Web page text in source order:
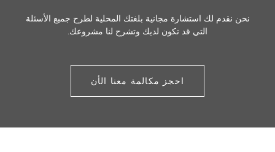
نحن نقدم لك استشارة مجانية بلغتك المحلية لطرح جميع الأسئلة
التي قد تكون لديك وتشرح لنا مشروعك.
احجز مكالمة معنا الأن